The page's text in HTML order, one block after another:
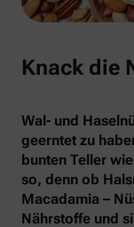
Knack die
Wal- und
geerntet zu
bunten Teller
so, denn ob
Macadamia –
Nährstoffe und